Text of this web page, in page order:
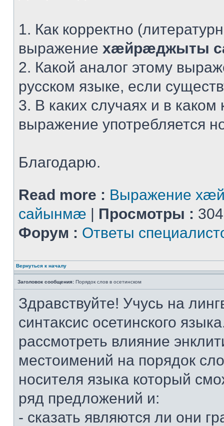
1. Как корректно
выражение хæйрæджыты
2. Какой аналог этому
русском языке, если
3. В каких случаях и в каком
выражение употребляется
Благодарю.
Read more : Выражение
сайынмæ | Просмотры :
Форум : Ответы
Вернуться к началу
Заголовок сообщения: Порядок слов в осетинском
Здравствуйте! Учусь на
синтаксис осетинского
рассмотреть влияние
местоимений на порядок
носителя языка который
ряд предложений и:
- сказать являются ли они